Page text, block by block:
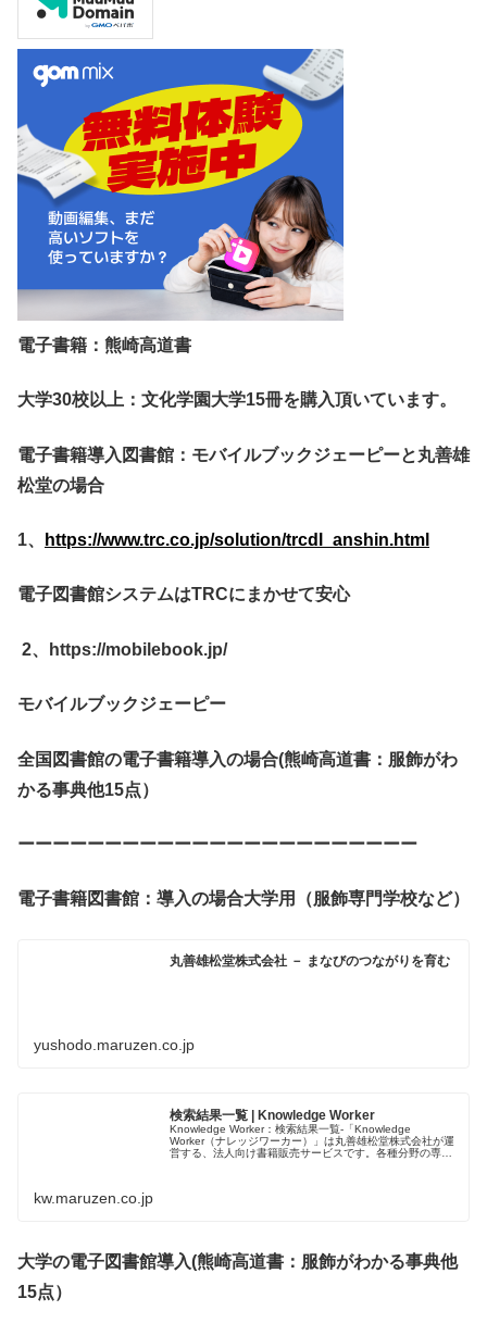
電子書籍：熊崎高道書
大学30校以上：文化学園大学15冊を購入頂いています。
電子書籍導入図書館：モバイルブックジェーピーと丸善雄
松堂の場合
1、 https://www.trc.co.jp/solution/trcdl_anshin.html
電子図書館システムはTRCにまかせて安心
2、 https://mobilebook.jp/
モバイルブックジェーピー
全国図書館の電子書籍導入の場合(熊崎高道書：服飾がわ
かる事典他15点）
ーーーーーーーーーーーーーーーーーーーーーーー
電子書籍図書館：導入の場合大学用（服飾専門学校など）
丸善雄松堂株式会社 － まなびのつながりを育む
yushodo.maruzen.co.jp
検索結果一覧 | Knowledge Worker
Knowledge Worker：検索結果一覧-「Knowledge
Worker（ナレッジワーカー）」は丸善雄松堂株式会社が運
営する、法人向け書籍販売サービスです。各種分野の専門
kw.maruzen.co.jp
大学の電子図書館導入(熊崎高道書：服飾がわかる事典他
15点）